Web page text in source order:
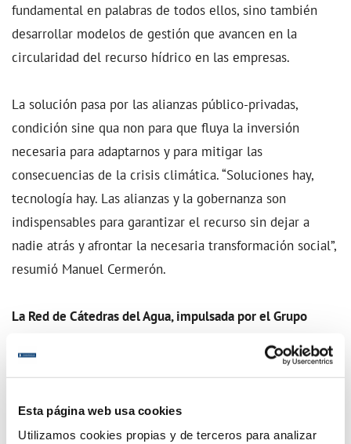
Esta página web usa cookies
Utilizamos cookies propias y de terceros para analizar
fundamental en palabras de todos ellos, sino también
desarrollar modelos de gestión que avancen en la
circularidad del recurso hídrico en las empresas.
La solución pasa por las alianzas público-privadas,
condición sine qua non para que fluya la inversión
necesaria para adaptarnos y para mitigar las
consecuencias de la crisis climática. “Soluciones hay,
tecnología hay. Las alianzas y la gobernanza son
indispensables para garantizar el recurso sin dejar a
nadie atrás y afrontar la necesaria transformación social”,
resumió Manuel Cermerón.
La Red de Cátedras del Agua, impulsada por el Grupo
convertirse en un polo de intercambio de conocimiento y
justa desde el ámbito del agua y el medio ambiente.